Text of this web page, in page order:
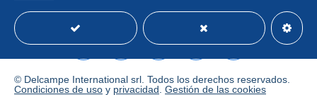
8,00 €
Todos los pagos se realizan a través de la página web
© Delcampe International srl. Todos los derechos reservados.
Condiciones de uso y privacidad Gestión de las cookies